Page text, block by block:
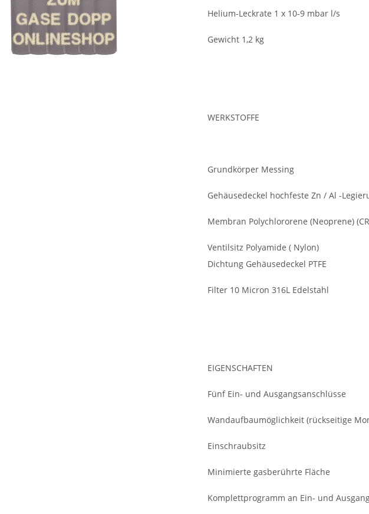
Helium-Leckrate 1 x 10-9 mbar l/s
Gewicht 1,2 kg
WERKSTOFFE
Grundkörper Messing
Gehäusedeckel hochfeste Zn / Al -
Membran Polychlororene (Neoprene)
Ventilsitz Polyamide ( Nylon)
Dichtung Gehäusedeckel PTFE
Filter 10 Micron 316L Edelstahl
EIGENSCHAFTEN
Fünf Ein- und Ausgangsanschlüsse
Wandaufbaumöglichkeit (rückseitige
Einschraubsitz
Minimierte gasberührte Fläche
Komplettprogramm an Ein- und